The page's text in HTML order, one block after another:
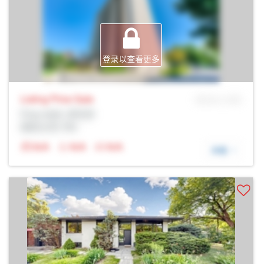
登录以查看更多
Listing Price Sale
N/A
N/A N/A 详细